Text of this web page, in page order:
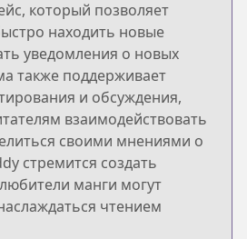
который позволяет
находить новые
уведомления о новых
также поддерживает
и обсуждения,
взаимодействовать
своими мнениями о
стремится создать
манги могут
чтением